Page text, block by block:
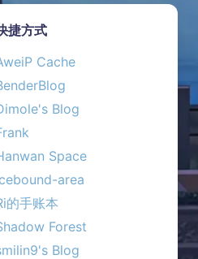
Sans Serif Serif
浅阴影
暗化
捷方式
Cache
Blog
Space
area
的手账本
Forest
Blog